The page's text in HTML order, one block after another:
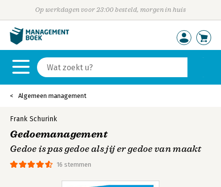
Op werkdagen voor 23:00 besteld, morgen in huis
Algemeen management
16 stemmen
Frank Schurink
Gedoemanagement
Gedoe is pas gedoe als jij er gedoe van maakt